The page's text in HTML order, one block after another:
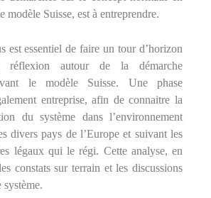
modèle Suisse, est à entreprendre.
est essentiel de faire un tour d’horizon
autour de la démarche
le modèle Suisse. Une phase
entreprise, afin de connaitre la
du système dans l’environnement
divers pays de l’Europe et suivant les
légaux qui le régi. Cette analyse, en
constats sur terrain et les discussions